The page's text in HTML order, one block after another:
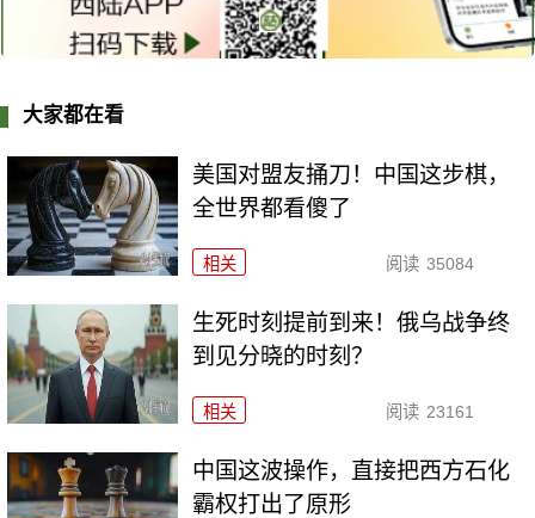
大家都在看
美国对盟友捅刀！中国这步棋，
全世界都看傻了
相关 阅读 35084
生死时刻提前到来！俄乌战争终
到见分晓的时刻？
相关 阅读 23161
中国这波操作，直接把西方石化
霸权打出了原形